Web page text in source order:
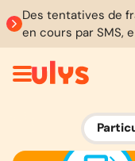
Des tentatives de
en cours par SMS,